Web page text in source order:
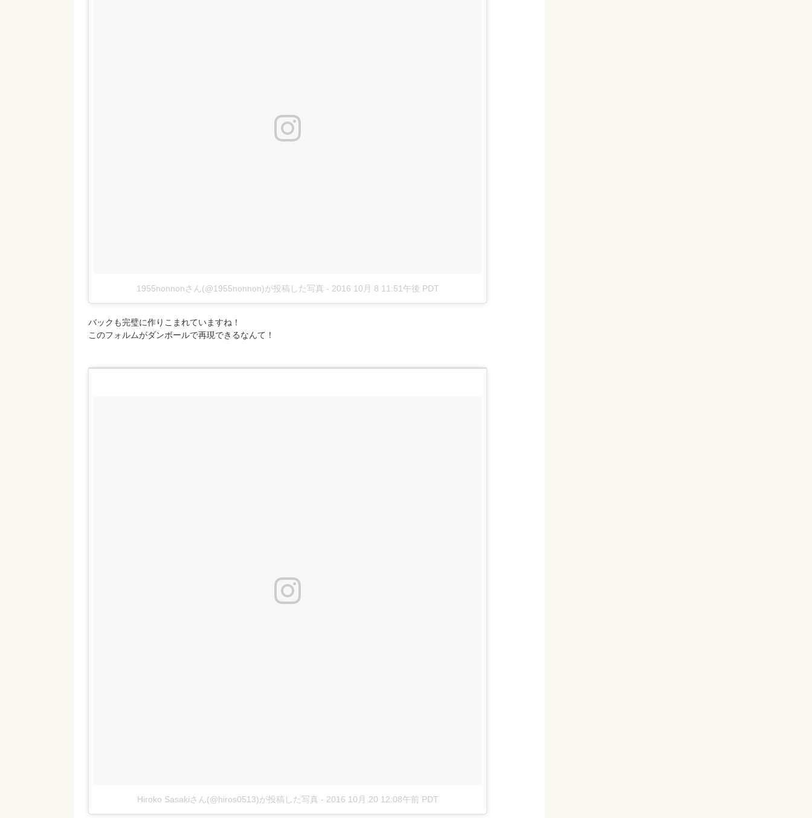
1955nonnonさん(@1955nonnon)が投稿した写真 - 2016 10月 8 11:51午後 PDT
バックも完璧に作りこまれていますね！
このフォルムがダンボールで再現できるなんて！
Hiroko Sasakiさん(@hiros0513)が投稿した写真 - 2016 10月 20 12:08午前 PDT